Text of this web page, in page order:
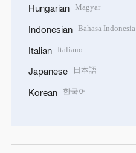
Hungarian Magyar
Indonesian Bahasa Indonesia
Italian Italiano
Japanese 日本語
Korean 한국어